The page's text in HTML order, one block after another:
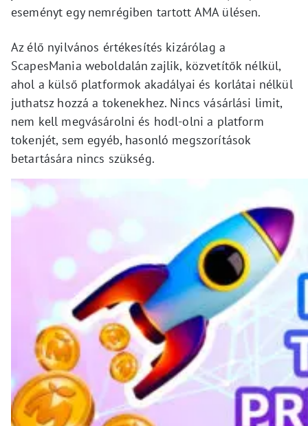
eseményt egy nemrégiben tartott AMA ülésen.
Az élő nyilvános értékesítés kizárólag a
ScapesMania weboldalán zajlik, közvetítők nélkül,
ahol a külső platformok akadályai és korlátai nélkül
juthatsz hozzá a tokenekhez. Nincs vásárlási limit,
nem kell megvásárolni és hodl-olni a platform
tokenjét, sem egyéb, hasonló megszorítások
betartására nincs szükség.